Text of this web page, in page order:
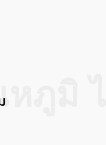
ภูมิ ไ